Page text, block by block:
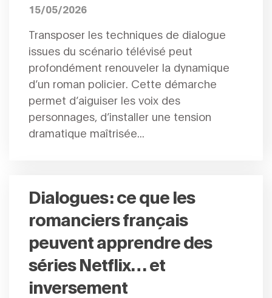
15/05/2026
Transposer les techniques de dialogue
issues du scénario télévisé peut
profondément renouveler la dynamique
d’un roman policier. Cette démarche
permet d’aiguiser les voix des
personnages, d’installer une tension
dramatique maîtrisée...
Dialogues : ce que les
romanciers français
peuvent apprendre des
séries Netflix… et
inversement